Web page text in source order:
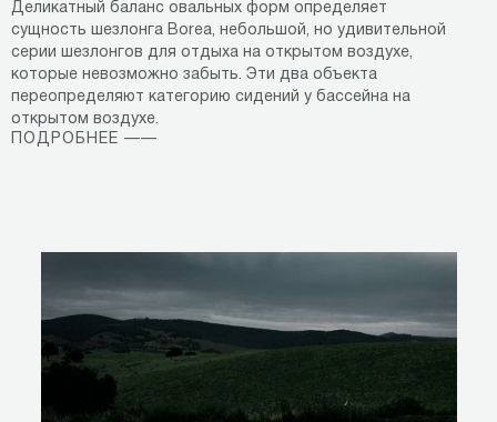
Деликатный баланс овальных форм определяет
сущность шезлонга Borea, небольшой, но удивительной
серии шезлонгов для отдыха на открытом воздухе,
которые невозможно забыть. Эти два объекта
переопределяют категорию сидений у бассейна на
открытом воздухе.
ПОДРОБНЕЕ ——